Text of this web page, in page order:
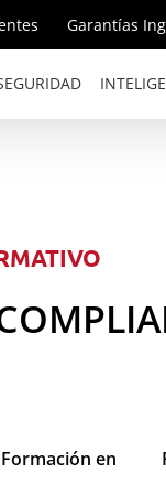
Garantías
Formación en